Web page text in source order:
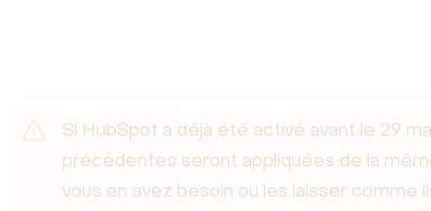
Si HubSpot a déjà été activé avant le 29
précédentes seront appliquées de la
vous en avez besoin ou les laisser comme